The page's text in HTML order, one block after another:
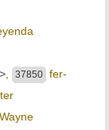
37850
fer-